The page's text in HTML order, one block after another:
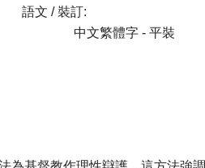
語文 / 裝訂:
中文繁體字 - 平裝